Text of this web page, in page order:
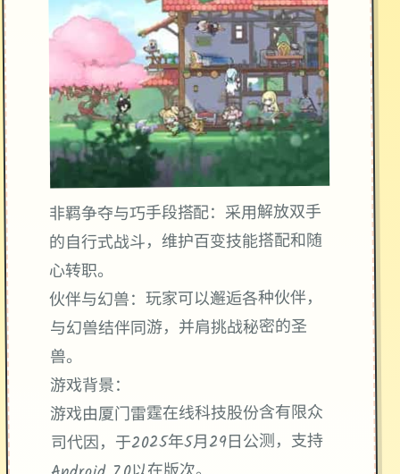
非羁争夺与巧手段搭配：采用解放双手
的自行式战斗，维护百变技能搭配和随
心转职。
伙伴与幻兽：玩家可以邂逅各种伙伴，
与幻兽结伴同游，并肩挑战秘密的圣
兽。
游戏背景：
游戏由厦门雷霆在线科技股份含有限众
司代因，于2025年5月29日公测，支持